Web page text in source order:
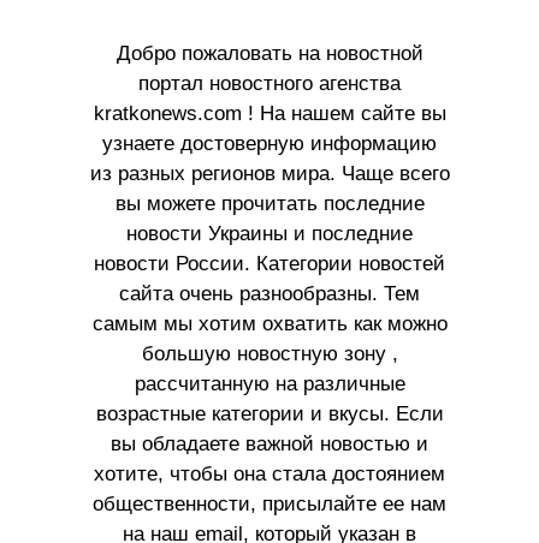
Добро пожаловать на новостной
портал новостного агенства
kratkonews.com ! На нашем сайте вы
узнаете достоверную информацию
из разных регионов мира. Чаще всего
вы можете прочитать последние
новости Украины и последние
новости России. Категории новостей
сайта очень разнообразны. Тем
самым мы хотим охватить как можно
большую новостную зону ,
рассчитанную на различные
возрастные категории и вкусы. Если
вы обладаете важной новостью и
хотите, чтобы она стала достоянием
общественности, присылайте ее нам
на наш email, который указан в